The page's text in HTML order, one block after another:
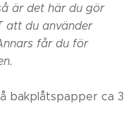
är det här du gör
att du använder
får du för
bakplåtspapper ca 3